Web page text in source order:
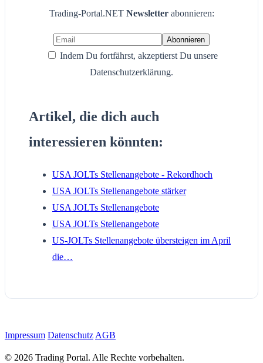
Trading-Portal.NET Newsletter abonnieren:
Indem Du fortfährst, akzeptierst Du unsere
Datenschutzerklärung.
Artikel, die dich auch
interessieren könnten:
USA JOLTs Stellenangebote - Rekordhoch
USA JOLTs Stellenangebote stärker
USA JOLTs Stellenangebote
USA JOLTs Stellenangebote
US-JOLTs Stellenangebote übersteigen im April
die…
Impressum Datenschutz AGB
© 2026 Trading Portal. Alle Rechte vorbehalten.